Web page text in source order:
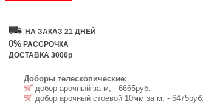
НА ЗАКАЗ 21 ДНЕЙ
0% РАССРОЧКА
ДОСТАВКА 3000р
Доборы телескопические:
добор арочный за м, - 6665руб.
добор арочный стоевой 10мм за м, - 6475руб.